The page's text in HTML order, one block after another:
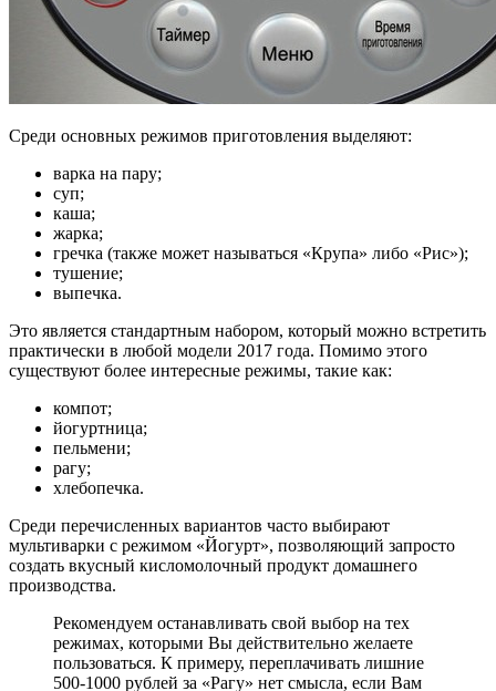
Среди основных режимов приготовления выделяют:
варка на пару;
суп;
каша;
жарка;
гречка (также может называться «Крупа» либо «Рис»);
тушение;
выпечка.
Это является стандартным набором, который можно встретить
практически в любой модели 2017 года. Помимо этого
существуют более интересные режимы, такие как:
компот;
йогуртница;
пельмени;
рагу;
хлебопечка.
Среди перечисленных вариантов часто выбирают
мультиварки с режимом «Йогурт», позволяющий запросто
создать вкусный кисломолочный продукт домашнего
производства.
Рекомендуем останавливать свой выбор на тех
режимах, которыми Вы действительно желаете
пользоваться. К примеру, переплачивать лишние
500-1000 рублей за «Рагу» нет смысла, если Вам